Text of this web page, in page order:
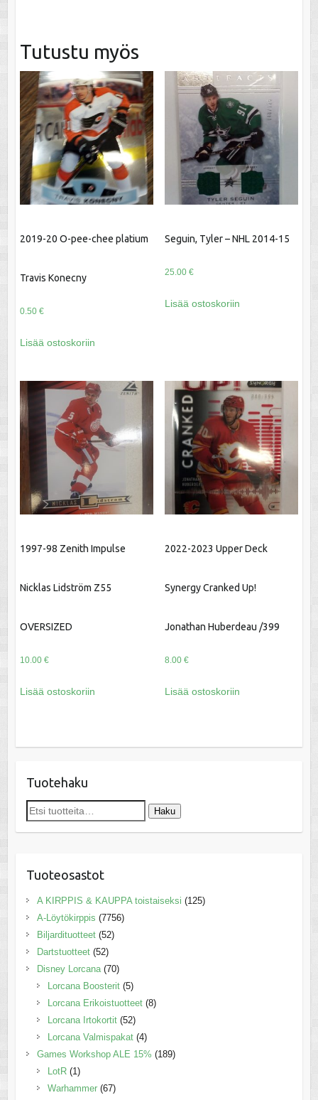
Tutustu myös
2019-20 O-pee-chee platium
Travis Konecny
0.50 €
Lisää ostoskoriin
Seguin, Tyler – NHL 2014-15
25.00 €
Lisää ostoskoriin
1997-98 Zenith Impulse
Nicklas Lidström Z55
OVERSIZED
10.00 €
Lisää ostoskoriin
2022-2023 Upper Deck
Synergy Cranked Up!
Jonathan Huberdeau /399
8.00 €
Lisää ostoskoriin
Tuotehaku
Etsi: Haku
Tuoteosastot
A KIRPPIS & KAUPPA toistaiseksi (125)
A-Löytökirppis (7756)
Biljardituotteet (52)
Dartstuotteet (52)
Disney Lorcana (70)
Lorcana Boosterit (5)
Lorcana Erikoistuotteet (8)
Lorcana Irtokortit (52)
Lorcana Valmispakat (4)
Games Workshop ALE 15% (189)
LotR (1)
Warhammer (67)